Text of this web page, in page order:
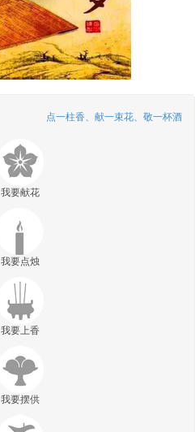
点一柱香、献一束花、敬一杯酒
我要献花
我要点烛
我要上香
我要摆供